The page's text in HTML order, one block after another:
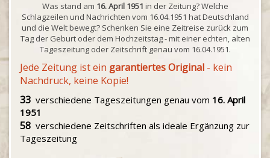
Was stand am 16. April 1951 in der Zeitung? Welche
Schlagzeilen und Nachrichten vom 16.04.1951 hat Deutschland
und die Welt bewegt? Schenken Sie eine Zeitreise zurück zum
Tag der Geburt oder dem Hochzeitstag - mit einer echten, alten
Tageszeitung oder Zeitschrift genau vom 16.04.1951.
Jede Zeitung ist ein garantiertes Original - kein
Nachdruck, keine Kopie!
33 verschiedene Tageszeitungen genau vom 16. April
1951
58 verschiedene Zeitschriften als ideale Ergänzung zur
Tageszeitung